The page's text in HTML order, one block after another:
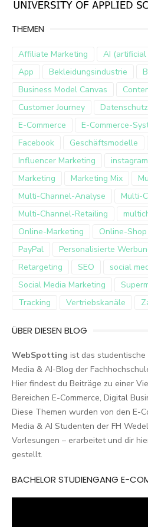
THEMEN
Affiliate Marketing AI
App
Bekleidungsindustrie
Business Model Canvas
Customer Journey
Datenschutz
E-Commerce
E-Commerce-
Facebook
Geschäftsmodelle
Influencer Marketing
instagram
Marketing
Marketing Mix
Multi-Channel-Analyse
Multi-
Multi-Channel-Retailing
Online-Marketing
Online-Shop
PayPal
Personalisierte
Retargeting
SEO
social
Social Media Marketing
Tracking
Vertriebskanäle
ÜBER DIESEN BLOG
WebSpotting ist das studentische
Media & AI-Blog der
Hier findest du Beiträge zu einer
Bereichen E-Commerce, Digital
Diese Themen wurden von den E-
Media & AI Studenten der FH
Vorlesungen – erarbeitet und dir
gestellt.
BACHELOR STUDIENGANG E-